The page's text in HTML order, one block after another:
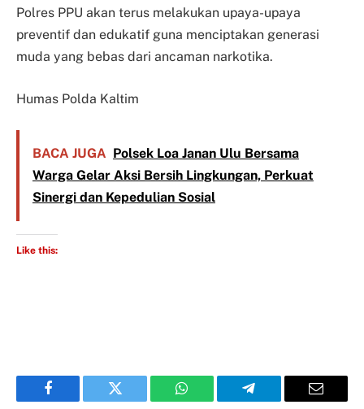
Polres PPU akan terus melakukan upaya-upaya
preventif dan edukatif guna menciptakan generasi
muda yang bebas dari ancaman narkotika.
Humas Polda Kaltim
BACA JUGA Polsek Loa Janan Ulu Bersama
Warga Gelar Aksi Bersih Lingkungan, Perkuat
Sinergi dan Kepedulian Sosial
Like this:
Facebook Twitter WhatsApp Telegram Email